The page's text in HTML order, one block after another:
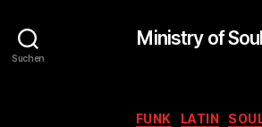
Suchen
Ministry of Soul
FUNK LATIN